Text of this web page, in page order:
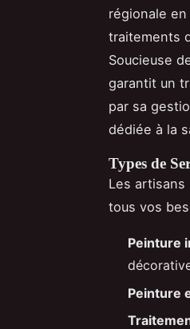
régionale
traitements
Soucieuse
garantit un
par sa
dédiée à la
Types de
Les
tous vos
Peinture
Peinture